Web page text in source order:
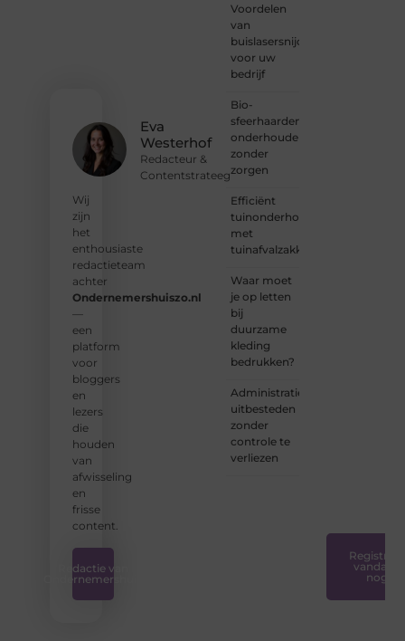
Eva
Westerhof
Redacteur &
Contentstrateeg
Wij
zijn
het
enthousiaste
redactieteam
achter
Ondernemershuiszo.nl
—
een
platform
voor
bloggers
en
lezers
die
houden
van
afwisseling
en
frisse
content.
Redactie van
Ondernemershuis
Voordelen
van
buislasersnijden
voor uw
bedrijf
Bio-
sfeerhaarden
onderhouden
zonder
zorgen
Efficiënt
tuinonderhoud
met
tuinafvalzakken
Waar moet
je op letten
bij
duurzame
kleding
bedrukken?
Administratie
uitbesteden
zonder
controle te
verliezen
Registreer
vandaag
nog